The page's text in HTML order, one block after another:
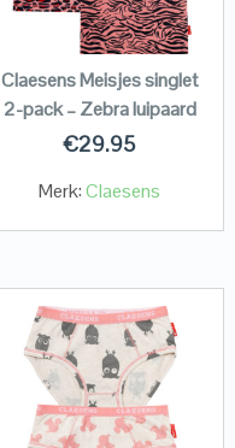
Claesens Meisjes singlet
2-pack – Zebra luipaard
€29.95
Merk:Claesens